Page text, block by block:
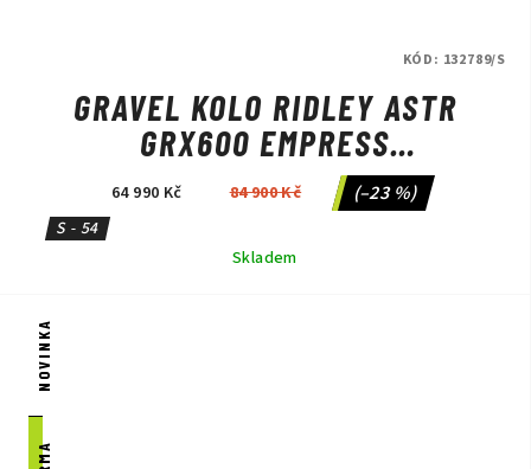
GRAVEL KOLO RIDLEY ASTR
GRX600 EMPRESS
GREY/ANTHRACITE METALLIC
64 990 Kč 84 900 Kč (–23 %)
S - 54
Skladem
KÓD: 132789/S
NOVINKA